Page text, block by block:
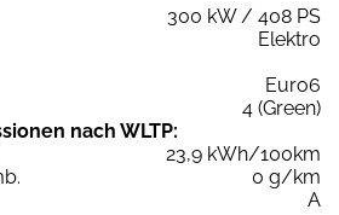
300 kW / 408 PS
Elektro
Euro6
4 (Green)
nach WLTP:
23,9 kWh/100km
0 g/km
A